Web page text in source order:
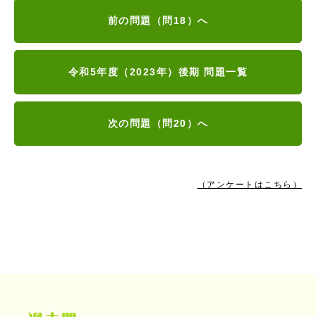
前の問題（問18）へ
令和5年度（2023年）後期 問題一覧
次の問題（問20）へ
（アンケートはこちら）